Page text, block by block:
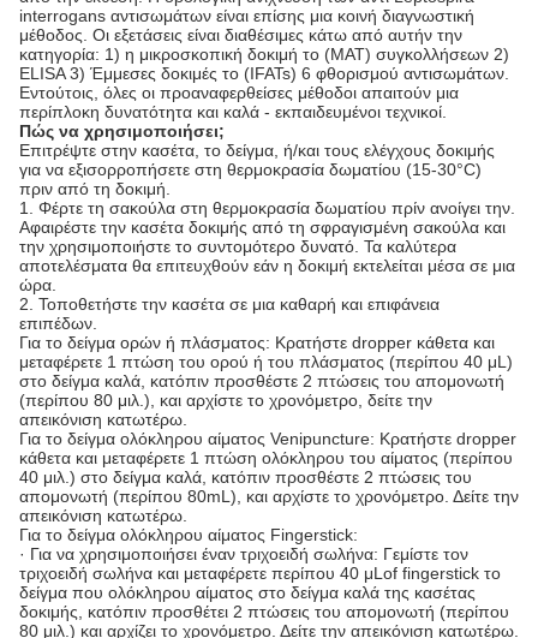
interrogans αντισωμάτων είναι επίσης μια κοινή διαγνωστική
μέθοδος. Οι εξετάσεις είναι διαθέσιμες κάτω από αυτήν την
κατηγορία: 1) η μικροσκοπική δοκιμή το (MAT) συγκολλήσεων 2)
ELISA 3) Έμμεσες δοκιμές το (IFATs) 6 φθορισμού αντισωμάτων.
Εντούτοις, όλες οι προαναφερθείσες μέθοδοι απαιτούν μια
περίπλοκη δυνατότητα και καλά - εκπαιδευμένοι τεχνικοί.
Πώς να χρησιμοποιήσει;
Επιτρέψτε στην κασέτα, το δείγμα, ή/και τους ελέγχους δοκιμής
για να εξισορροπήσετε στη θερμοκρασία δωματίου (15-30°C)
πριν από τη δοκιμή.
1. Φέρτε τη σακούλα στη θερμοκρασία δωματίου πρίν ανοίγει την.
Αφαιρέστε την κασέτα δοκιμής από τη σφραγισμένη σακούλα και
την χρησιμοποιήστε το συντομότερο δυνατό. Τα καλύτερα
αποτελέσματα θα επιτευχθούν εάν η δοκιμή εκτελείται μέσα σε μια
ώρα.
2. Τοποθετήστε την κασέτα σε μια καθαρή και επιφάνεια
επιπέδων.
Για το δείγμα ορών ή πλάσματος: Κρατήστε dropper κάθετα και
μεταφέρετε 1 πτώση του ορού ή του πλάσματος (περίπου 40 μL)
στο δείγμα καλά, κατόπιν προσθέστε 2 πτώσεις του απομονωτή
(περίπου 80 μιλ.), και αρχίστε το χρονόμετρο, δείτε την
απεικόνιση κατωτέρω.
Για το δείγμα ολόκληρου αίματος Venipuncture: Κρατήστε dropper
κάθετα και μεταφέρετε 1 πτώση ολόκληρου του αίματος (περίπου
40 μιλ.) στο δείγμα καλά, κατόπιν προσθέστε 2 πτώσεις του
απομονωτή (περίπου 80mL), και αρχίστε το χρονόμετρο. Δείτε την
απεικόνιση κατωτέρω.
Για το δείγμα ολόκληρου αίματος Fingerstick:
· Για να χρησιμοποιήσει έναν τριχοειδή σωλήνα: Γεμίστε τον
τριχοειδή σωλήνα και μεταφέρετε περίπου 40 μLof fingerstick το
δείγμα που ολόκληρου αίματος στο δείγμα καλά της κασέτας
δοκιμής, κατόπιν προσθέτει 2 πτώσεις του απομονωτή (περίπου
80 μιλ.) και αρχίζει το χρονόμετρο. Δείτε την απεικόνιση κατωτέρω.